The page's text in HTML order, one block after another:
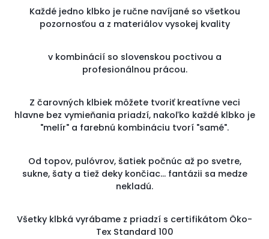
Každé jedno klbko je ručne navíjané so všetkou
pozornosťou a z materiálov vysokej kvality
v kombinácií so slovenskou poctivou a
profesionálnou prácou.
Z čarovných klbiek môžete tvoriť kreatívne veci
hlavne bez vymieňania priadzí, nakoľko každé klbko je
"melír" a farebnú kombináciu tvorí "samé".
Od topov, pulóvrov, šatiek počnúc až po svetre,
sukne, šaty a tiež deky končiac... fantázii sa medze
nekladú.
Všetky klbká vyrábame z priadzí s certifikátom Öko-
Tex Standard 100